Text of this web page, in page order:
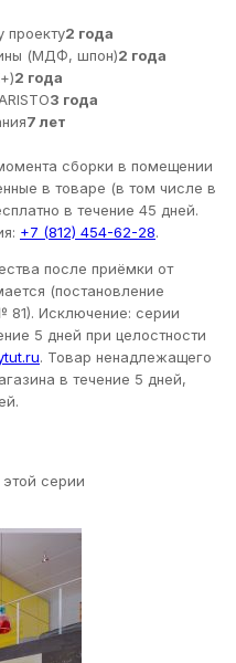
проекту2 года
(МДФ, шпон)2 года
2 года
3 года
7 лет
сборки в помещении
в товаре (в том числе в
в течение 45 дней.
+7 (812) 454-62-28.
после приёмки от
(постановление
81). Исключение: серии
5 дней при целостности
. Товар ненадлежащего
в течение 5 дней,
серии